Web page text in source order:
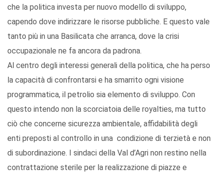
che la politica investa per nuovo modello di sviluppo,
capendo dove indirizzare le risorse pubbliche. E questo vale
tanto più in una Basilicata che arranca, dove la crisi
occupazionale ne fa ancora da padrona.
Al centro degli interessi generali della politica, che ha perso
la capacità di confrontarsi e ha smarrito ogni visione
programmatica, il petrolio sia elemento di sviluppo. Con
questo intendo non la scorciatoia delle royalties, ma tutto
ciò che concerne sicurezza ambientale, affidabilità degli
enti preposti al controllo in una condizione di terzietà e non
di subordinazione. I sindaci della Val d’Agri non restino nella
contrattazione sterile per la realizzazione di piazze e